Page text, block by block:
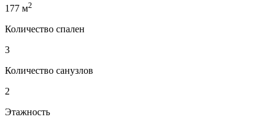
177 м2
Количество спален
3
Количество санузлов
2
Этажность